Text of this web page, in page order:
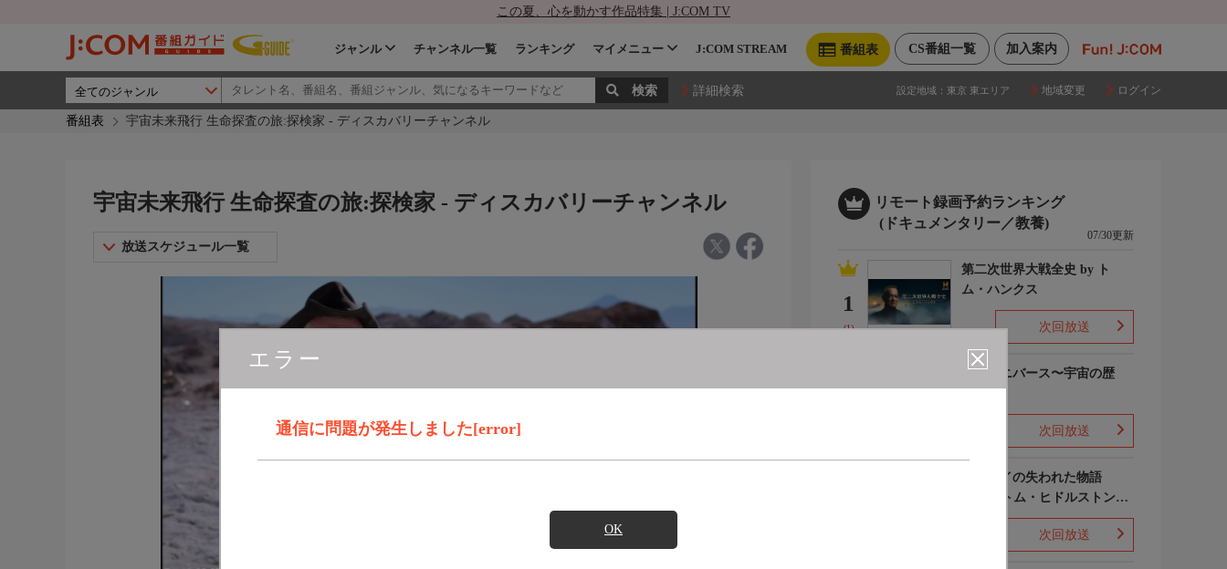
この夏、心を動かす作品特集 | J:COM TV
加入案内
CS番組一覧
番組表
ジャンル チャンネル一覧 ランキング マイメニュー J:COM STREAM
詳細検索 設定地域： 東京 東エリア 地域変更 ログイン
番組表 宇宙未来飛行 生命探査の旅:探検家 - ディスカバリーチャンネル
エラー
通信に問題が発生しました[error]
OK
宇宙未来飛行 生命探査の旅:探検家 - ディスカバリーチャンネル
放送スケジュール一覧
リモート録画予約ランキング
(ドキュメンタリー／教養)
07/30更新
1
(1)
第二次世界大戦全史 by ト
ム・ハンクス
次回放送
ザ・ユニバース〜宇宙の歴
次回放送
ポンペイの失われた物語
WITH トム・ヒドルストン
声:平川大輔
次回放送